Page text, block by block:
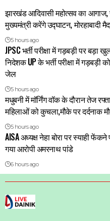
झारखंड आदिवासी महोत्सव का आगाज,
मुख्यमंत्री करेंगे उद्घाटन, मोरहाबादी
5 hours ago
JPSC भर्ती परीक्षा में गड़बड़ी पर बड़ा
निदेशक UP के भर्ती परीक्षा में गड़बड़ी
जेल
5 hours ago
मधुबनी में मॉर्निंग वॉक के दौरान तेज
महिलाओं को कुचला,मौके पर दर्दनाक
5 hours ago
AISA अध्यक्ष नेहा बोरा पर स्याही
गया आरोपी अमरनाथ पांडे
6 hours ago